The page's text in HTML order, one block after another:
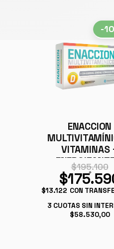
-
ENACCION
VITAMINAS
$195.100
$13.122 CON
3 CUOTAS SIN
$58.530,00